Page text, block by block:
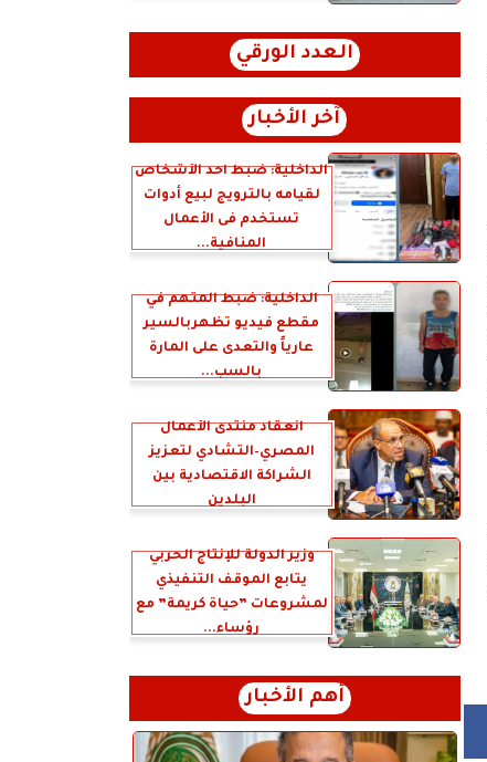
العدد الورقي
آخر الأخبار
الداخلية: ضبط أحد الأشخاص
لقيامه بالترويج لبيع أدوات
تستخدم فى الأعمال
المنافية...
الداخلية: ضبط المتهم في
مقطع فيديو تظهربالسير
عارياً والتعدى على المارة
بالسب...
انعقاد منتدى الأعمال
المصري–التشادي لتعزيز
الشراكة الاقتصادية بين
البلدين
وزير الدولة للإنتاج الحربي
يتابع الموقف التنفيذي
لمشروعات ”حياة كريمة” مع
رؤساء...
أهم الأخبار